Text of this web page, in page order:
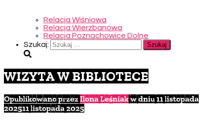
Relacja Wiśniowa
Relacja Wierzbanowa
Relacja Poznachowice Dolne
Szukaj:
WIZYTA W BIBLIOTECE
Opublikowano przezIlona Leśniakw dniu11 listopada
202511 listopada 2025